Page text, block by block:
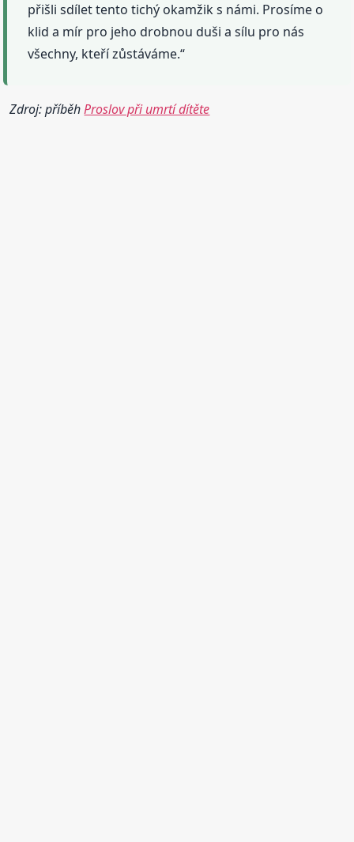
přišli sdílet tento tichý okamžik s námi. Prosíme o
klid a mír pro jeho drobnou duši a sílu pro nás
všechny, kteří zůstáváme.“
Zdroj: příběhProslov při umrtí dítěte